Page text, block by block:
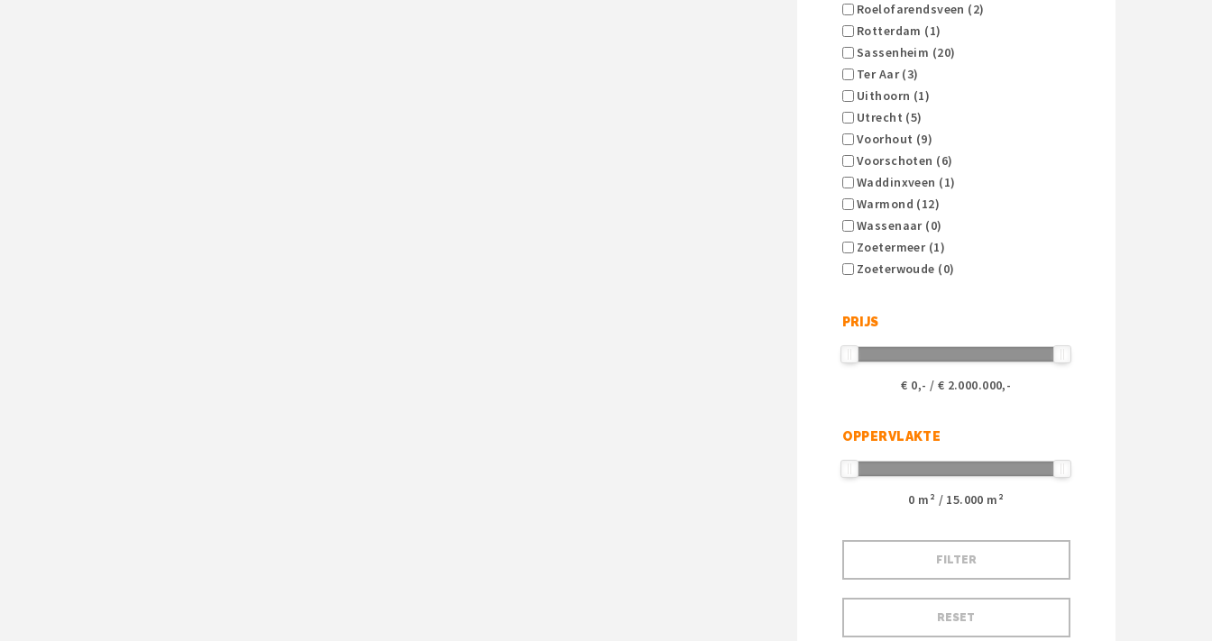
Roelofarendsveen (2)
Rotterdam (1)
Sassenheim (20)
Ter Aar (3)
Uithoorn (1)
Utrecht (5)
Voorhout (9)
Voorschoten (6)
Waddinxveen (1)
Warmond (12)
Wassenaar (0)
Zoetermeer (1)
Zoeterwoude (0)
PRIJS
€ 0,- / € 2.000.000,-
OPPERVLAKTE
0 m² / 15.000 m²